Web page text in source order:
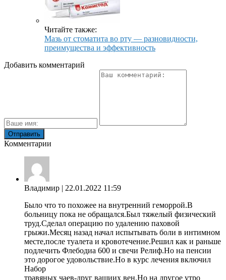
Читайте также:
Мазь от стоматита во рту — разновидности,
преимущества и эффективность
Добавить комментарий
Комментарии
Владимир | 22.01.2022 11:59
Было что то похожее на внутренний геморрой.В
больницу пока не обращался.Был тяжелый физический
труд.Сделал операцию по удалению паховой
грыжи.Месяц назад начал испытывать боли в интимном
месте,после туалета и кровотечение.Решил как и раньше
подлечить Флебодиа 600 и свечи Релиф.Но на пенсии
это дорогое удовольствие.Но в курс лечения включил
Набор
травяных чаев-друг вашиих вен.Но на другое утро